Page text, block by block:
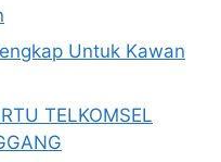
Untuk Kawan
TELKOMSEL